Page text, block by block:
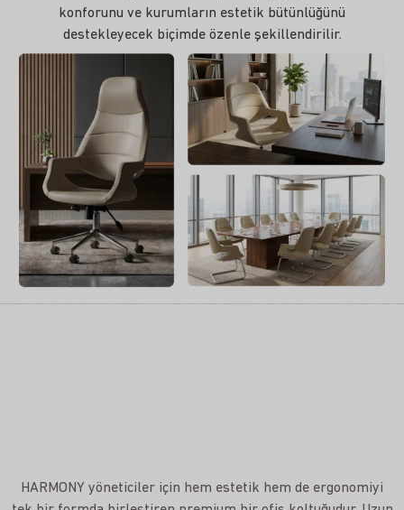
konforunu ve kurumların estetik bütünlüğünü
destekleyecek biçimde özenle şekillendirilir.
HARMONY yöneticiler için hem estetik hem de ergonomiyi